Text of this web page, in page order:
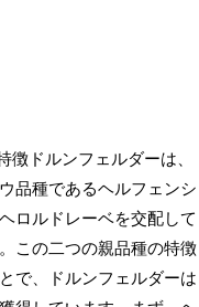
徴ドルンフェルダーは、
品種であるヘルフェンシ
ロルドレーベを交配して
この二つの親品種の特徴
で、ドルンフェルダーは